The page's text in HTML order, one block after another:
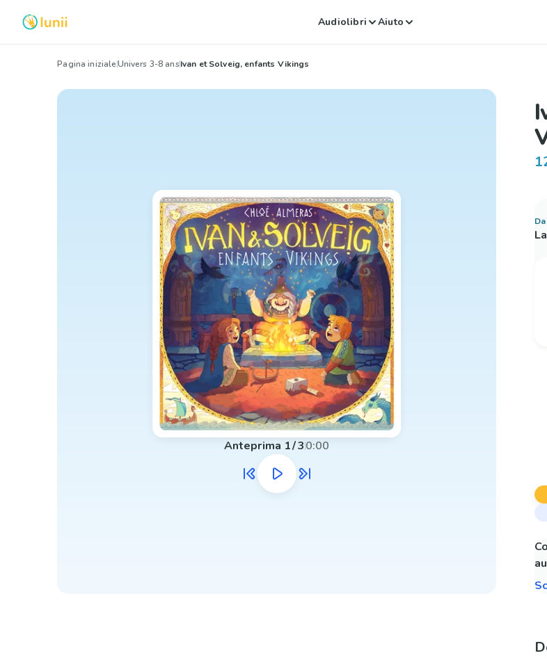
Audiolibri Aiuto
Pagina inizialeUnivers 3-8 ansIvan et Solveig, enfants Vikings
Anteprima 1/30:00